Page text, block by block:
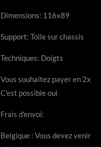
Dimensions: 116x89
Support: Toile sur chassis
Techniques: Doigts
Vous souhaitez payer en 2x
C'est possible oui
Frais d'envoi:
Belgique : Vous devez venir